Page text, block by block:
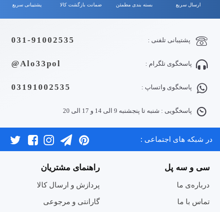
ارسال سریع بسته بندی مطمئن ضمانت بازگشت کالا پشتیبانی سریع
پشتیبانی تلفنی : 031-91002535
پاسخگوی تلگرام : Alo33pol@
پاسخگوی واتساپ : 03191002535
پاسخگویی : شنبه تا پنجشنبه 9 الی 14 و 17 الی 20
در شبکه های اجتماعی :
سی و سه پل
درباره‌ی ما
تماس با ما
راهنمای مشتریان
پردازش و ارسال کالا
گارانتی و مرجوعی